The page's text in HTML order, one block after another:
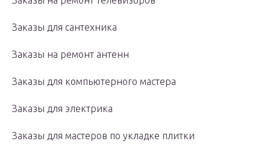
Заказы для сантехника
Заказы на ремонт антенн
Заказы для компьютерного мастера
Заказы для электрика
Заказы для мастеров по укладке плитки